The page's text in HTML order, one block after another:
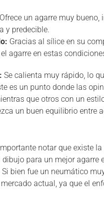
Ofrece un agarre muy
y predecible.
Gracias al sílice en su
agarre en estas
Se calienta muy rápido, lo
es un punto donde las
que otros con un
un buen equilibrio entre
notar que existe
dibujo para un mejor
Si bien fue un neumático
actual, ya que el